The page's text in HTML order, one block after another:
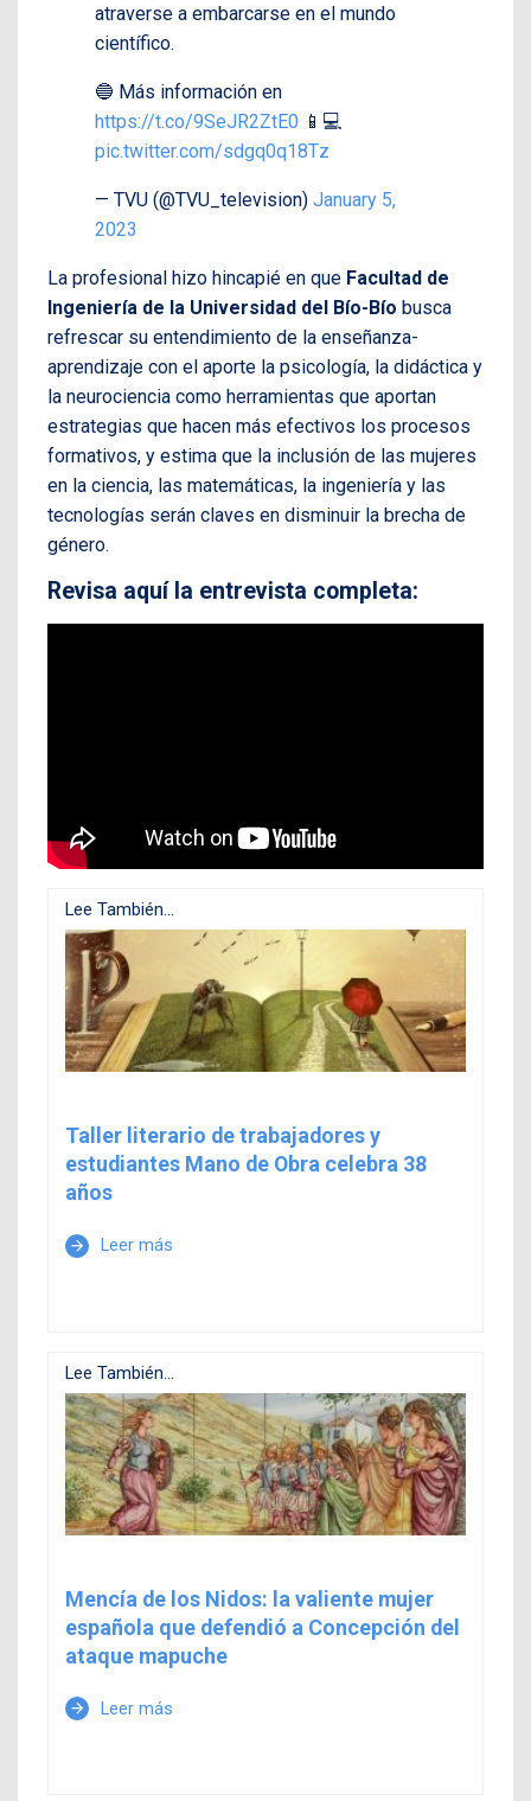
atraverse a embarcarse en el mundo
científico.
🔵 Más información en
https://t.co/9SeJR2ZtE0 📱💻
pic.twitter.com/sdgq0q18Tz
— TVU (@TVU_television) January 5,
2023
La profesional hizo hincapié en que Facultad de
Ingeniería de la Universidad del Bío-Bío busca
refrescar su entendimiento de la enseñanza-
aprendizaje con el aporte la psicología, la didáctica y
la neurociencia como herramientas que aportan
estrategias que hacen más efectivos los procesos
formativos, y estima que la inclusión de las mujeres
en la ciencia, las matemáticas, la ingeniería y las
tecnologías serán claves en disminuir la brecha de
género.
Revisa aquí la entrevista completa:
Lee También...
Taller literario de trabajadores y
estudiantes Mano de Obra celebra 38
años
arrow_forward Leer más
Lee También...
Mencía de los Nidos: la valiente mujer
española que defendió a Concepción del
ataque mapuche
arrow_forward Leer más